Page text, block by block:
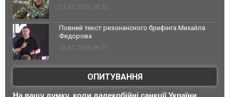
23.07.2026 10:32
Повний текст резонансного брифінга Михайла
Федорова
18.07.2026 09:27
ОПИТУВАННЯ
На вашу думку, коли далекобійні санкції України